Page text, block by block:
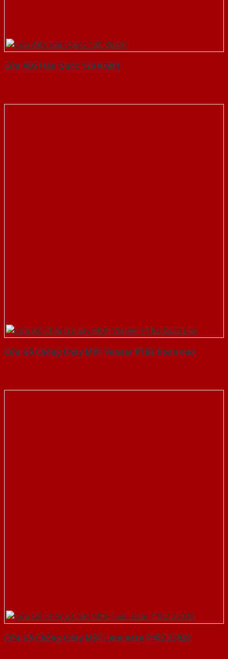
Cửa ABS Hàn Quốc 120 K0201
Cửa Gỗ Chống Cháy MDF Veneer P1R2 Xoan dao
Cửa Gỗ Chống Cháy MDF Laminate P1R2 23029